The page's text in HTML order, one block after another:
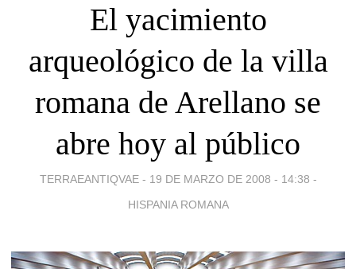
El yacimiento
arqueológico de la villa
romana de Arellano se
abre hoy al público
TERRAEANTIQVAE - 19 DE MARZO DE 2008 - 14:38 -
HISPANIA ROMANA